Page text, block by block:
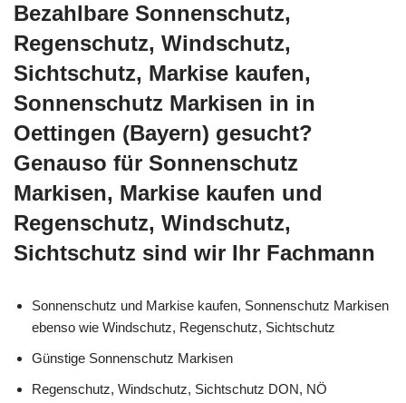
Bezahlbare Sonnenschutz,
Regenschutz, Windschutz,
Sichtschutz, Markise kaufen,
Sonnenschutz Markisen in in
Oettingen (Bayern) gesucht?
Genauso für Sonnenschutz
Markisen, Markise kaufen und
Regenschutz, Windschutz,
Sichtschutz sind wir Ihr Fachmann
Sonnenschutz und Markise kaufen, Sonnenschutz Markisen
ebenso wie Windschutz, Regenschutz, Sichtschutz
Günstige Sonnenschutz Markisen
Regenschutz, Windschutz, Sichtschutz DON, NÖ